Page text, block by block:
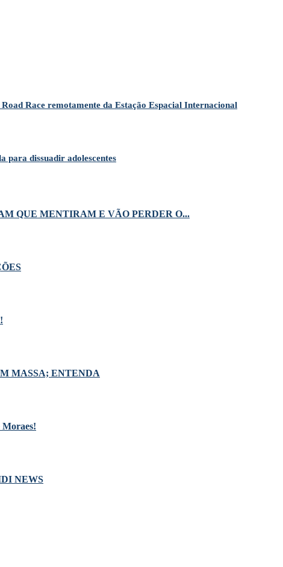
Race remotamente da Estação Espacial Internacional
para dissuadir adolescentes
QUE MENTIRAM E VÃO PERDER O...
MASSA; ENTENDA
NEWS